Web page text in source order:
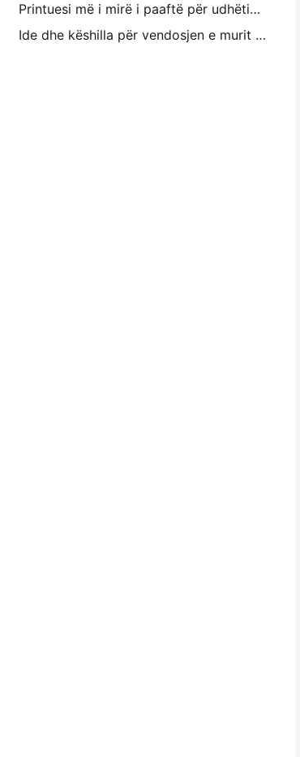
Printuesi më i mirë i paaftë për udhëtimin, shkollën dhe punën e lëvizshme: Hanin MT620 Pro Review
Ide dhe këshilla për vendosjen e murit me foto të vogla për dekorimin e dhomës së gjumit dhe konviktit